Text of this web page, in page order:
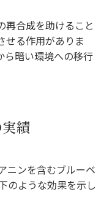
再合成を助けること
せる作用がありま
ら暗い環境への移行
績
ニンを含むブルーベ
のような効果を示し